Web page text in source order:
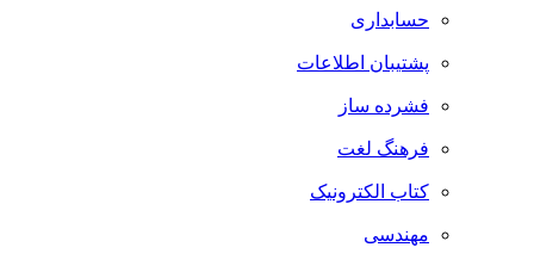
حسابداری
پشتیبان اطلاعات
فشرده ساز
فرهنگ لغت
کتاب الکترونیک
مهندسی